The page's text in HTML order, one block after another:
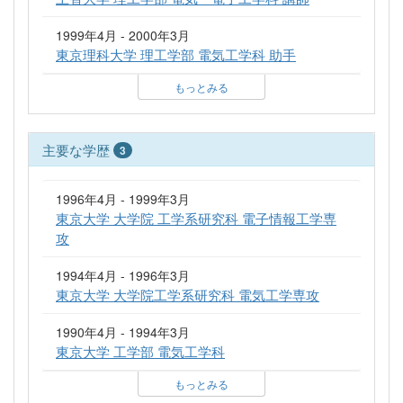
1999年4月 - 2000年3月
東京理科大学 理工学部 電気工学科 助手
もっとみる
主要な学歴 3
1996年4月 - 1999年3月
東京大学 大学院 工学系研究科 電子情報工学専
攻
1994年4月 - 1996年3月
東京大学 大学院工学系研究科 電気工学専攻
1990年4月 - 1994年3月
東京大学 工学部 電気工学科
もっとみる